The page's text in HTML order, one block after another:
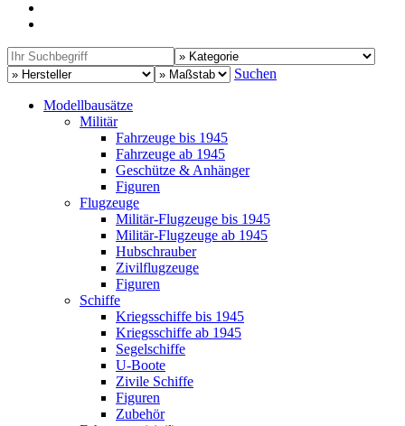
Suchen
Modellbausätze
Militär
Fahrzeuge bis 1945
Fahrzeuge ab 1945
Geschütze & Anhänger
Figuren
Flugzeuge
Militär-Flugzeuge bis 1945
Militär-Flugzeuge ab 1945
Hubschrauber
Zivilflugzeuge
Figuren
Schiffe
Kriegsschiffe bis 1945
Kriegsschiffe ab 1945
Segelschiffe
U-Boote
Zivile Schiffe
Figuren
Zubehör